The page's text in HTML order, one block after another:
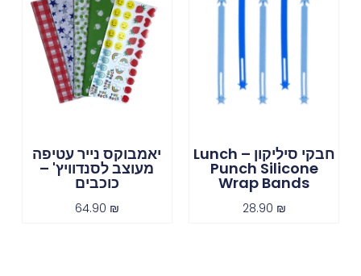
חבקי סיליקון – Lunch
Punch Silicone
Wrap Bands
28.90 ₪
יאמבוקס נייר עטיפה
מעוצב לסנדוויץ' –
כוכבים
64.90 ₪